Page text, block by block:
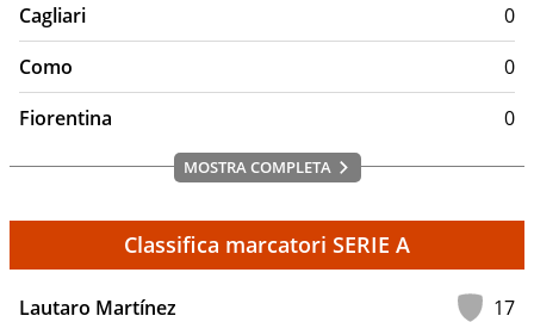
Cagliari
0
Como
0
Fiorentina
0
MOSTRA COMPLETA
Classifica marcatori SERIE A
Lautaro Martínez 17